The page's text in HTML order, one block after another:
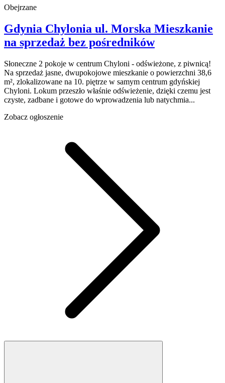
Obejrzane
Gdynia Chylonia ul. Morska Mieszkanie
na sprzedaż bez pośredników
Słoneczne 2 pokoje w centrum Chyloni - odświeżone, z piwnicą!
Na sprzedaż jasne, dwupokojowe mieszkanie o powierzchni 38,6
m², zlokalizowane na 10. piętrze w samym centrum gdyńskiej
Chyloni. Lokum przeszło właśnie odświeżenie, dzięki czemu jest
czyste, zadbane i gotowe do wprowadzenia lub natychmia...
Zobacz ogłoszenie